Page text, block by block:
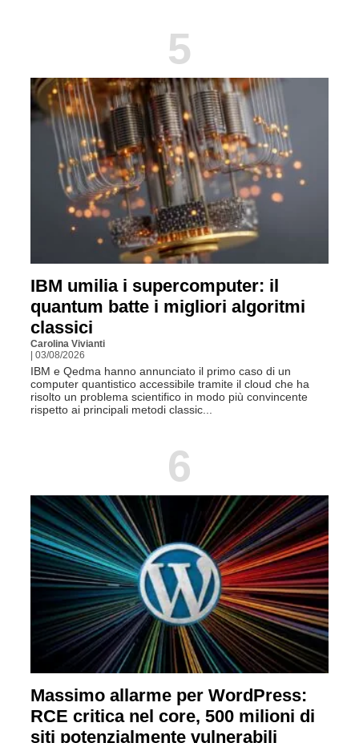
5
IBM umilia i supercomputer: il
quantum batte i migliori algoritmi
classici
Carolina Vivianti
| 03/08/2026
IBM e Qedma hanno annunciato il primo caso di un
computer quantistico accessibile tramite il cloud che ha
risolto un problema scientifico in modo più convincente
rispetto ai principali metodi classic...
6
Massimo allarme per WordPress:
RCE critica nel core, 500 milioni di
siti potenzialmente vulnerabili